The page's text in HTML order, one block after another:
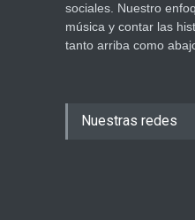
sociales. Nuestro
música y contar las
tanto arriba como
Nuestras redes